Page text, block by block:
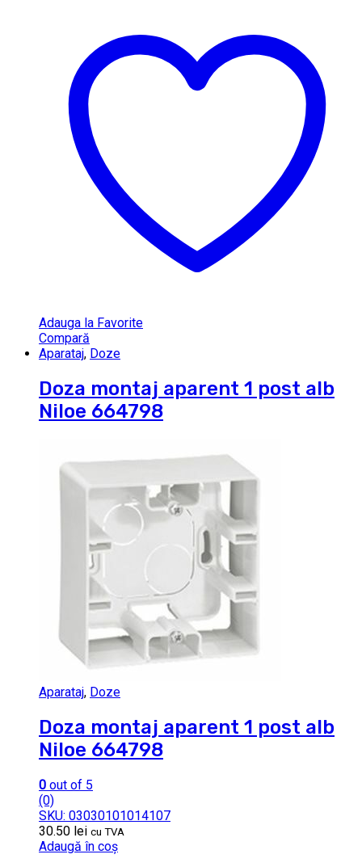
Adauga la Favorite
Compară
Aparataj, Doze
Doza montaj aparent 1 post alb
Niloe 664798
Aparataj, Doze
Doza montaj aparent 1 post alb
Niloe 664798
0 out of 5
(0)
SKU: 03030101014107
30.50 lei cu TVA
Adaugă în coș